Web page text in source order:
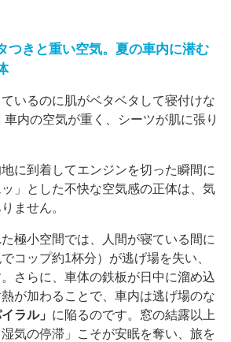
つきと重い空気。夏の車内に潜む
ているのに肌がベタベタして寝付けな
内の空気が重く、シーツが肌に張り
に到着してエンジンを切った瞬間に
」とした不快な空気感の正体は、気
ません。
極小空間では、人間が寝ている間に
コップ約1杯分）が逃げ場を失い、
さらに、車体の鉄板が日中に溜め込
が加わることで、車内は逃げ場のな
ラル」 に陥るのです。窓の結露以上
気の停滞」こそが安眠を奪い、旅を